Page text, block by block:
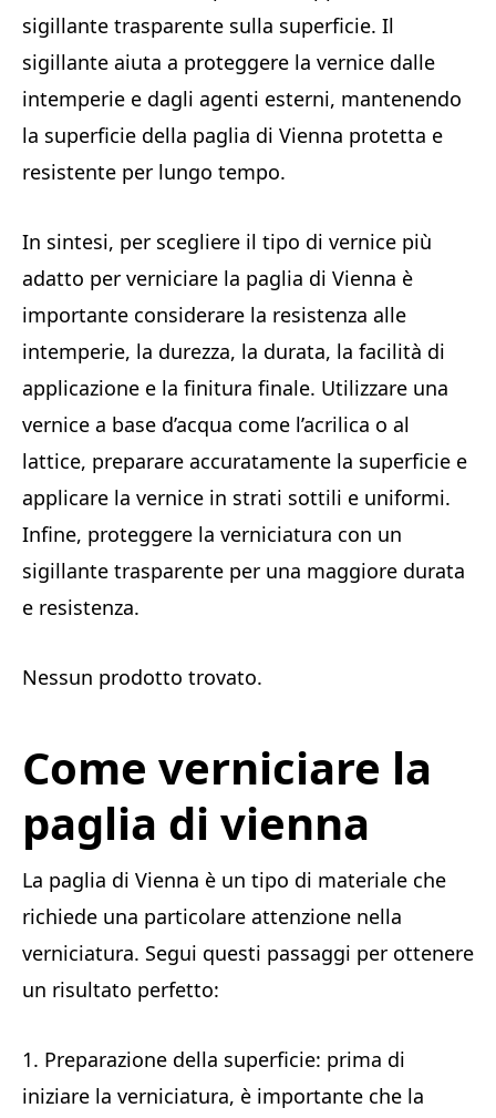
sigillante trasparente sulla superficie. Il
sigillante aiuta a proteggere la vernice dalle
intemperie e dagli agenti esterni, mantenendo
la superficie della paglia di Vienna protetta e
resistente per lungo tempo.
In sintesi, per scegliere il tipo di vernice più
adatto per verniciare la paglia di Vienna è
importante considerare la resistenza alle
intemperie, la durezza, la durata, la facilità di
applicazione e la finitura finale. Utilizzare una
vernice a base d’acqua come l’acrilica o al
lattice, preparare accuratamente la superficie e
applicare la vernice in strati sottili e uniformi.
Infine, proteggere la verniciatura con un
sigillante trasparente per una maggiore durata
e resistenza.
Nessun prodotto trovato.
Come verniciare la
paglia di vienna
La paglia di Vienna è un tipo di materiale che
richiede una particolare attenzione nella
verniciatura. Segui questi passaggi per ottenere
un risultato perfetto:
1. Preparazione della superficie: prima di
iniziare la verniciatura, è importante che la